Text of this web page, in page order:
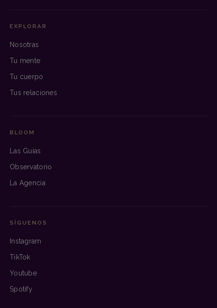
EXPLORAR
Nosotras
Tu mente
Tu cuerpo
Tus relaciones
BLOOM
Las Guías
Observatorio
La Agencia
SÍGUENOS
Instagram
TikTok
Youtube
Spotify